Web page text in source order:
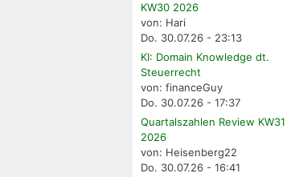
KW30 2026
von: Hari
Do. 30.07.26 - 23:13
KI: Domain Knowledge dt.
Steuerrecht
von: financeGuy
Do. 30.07.26 - 17:37
Quartalszahlen Review KW31
2026
von: Heisenberg22
Do. 30.07.26 - 16:41